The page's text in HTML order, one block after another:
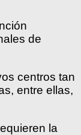
de
centros tan
entre ellas,
la